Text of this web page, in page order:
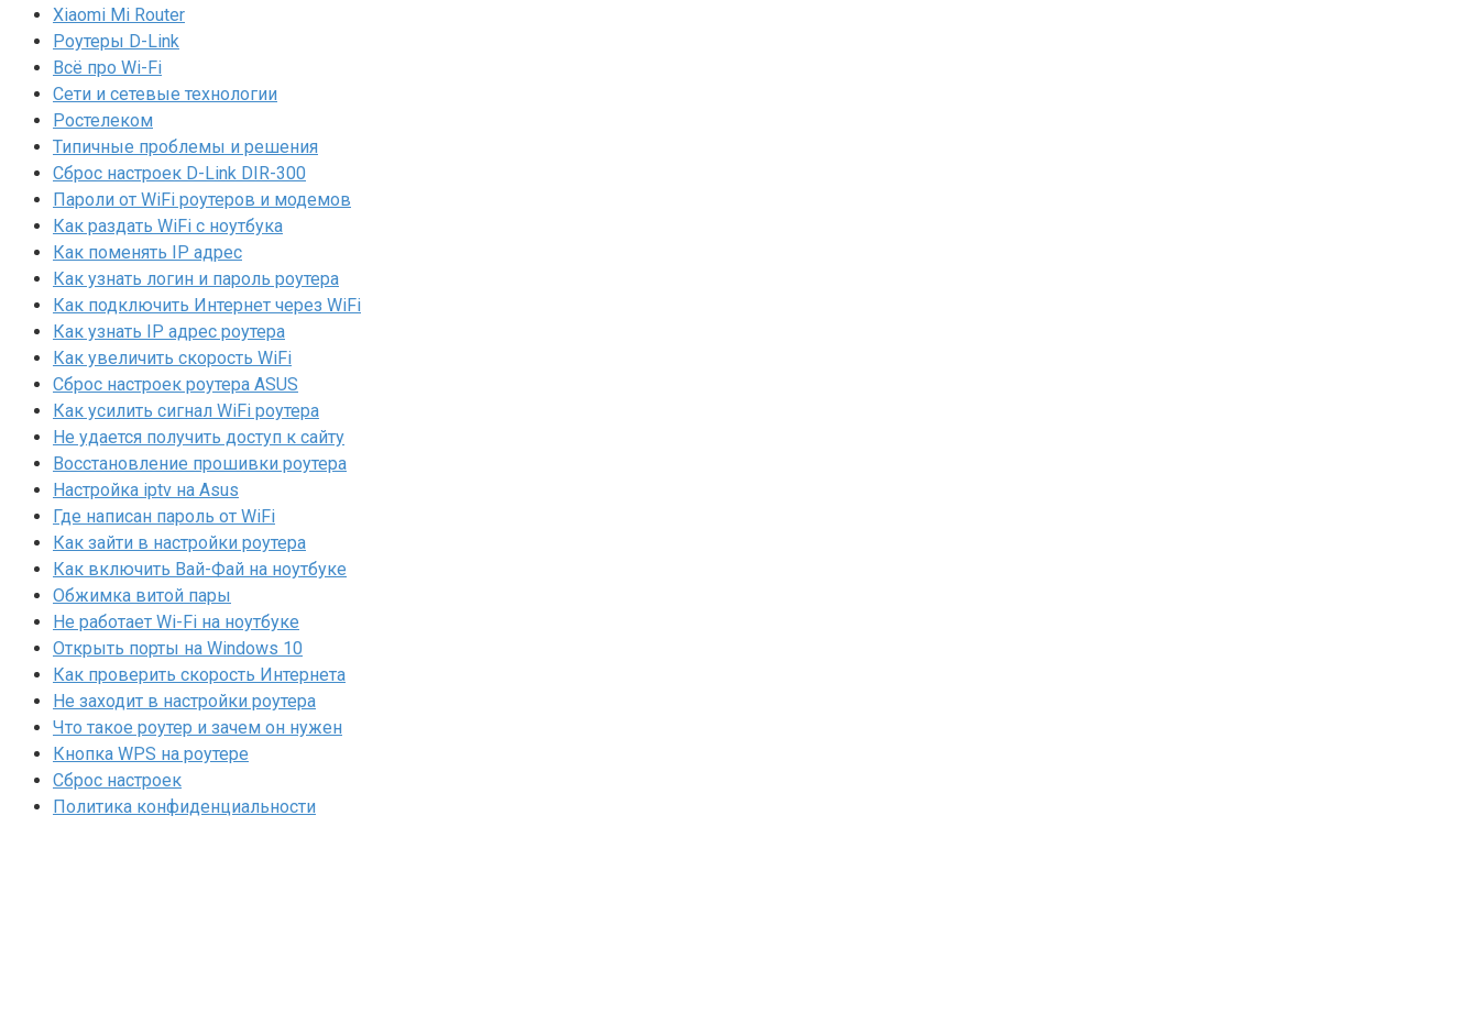
Xiaomi Mi Router
Роутеры D-Link
Всё про Wi-Fi
Сети и сетевые технологии
Ростелеком
Типичные проблемы и решения
Сброс настроек D-Link DIR-300
Пароли от WiFi роутеров и модемов
Как раздать WiFi с ноутбука
Как поменять IP адрес
Как узнать логин и пароль роутера
Как подключить Интернет через WiFi
Как узнать IP адрес роутера
Как увеличить скорость WiFi
Сброс настроек роутера ASUS
Как усилить сигнал WiFi роутера
Не удается получить доступ к сайту
Восстановление прошивки роутера
Настройка iptv на Asus
Где написан пароль от WiFi
Как зайти в настройки роутера
Как включить Вай-Фай на ноутбуке
Обжимка витой пары
Не работает Wi-Fi на ноутбуке
Открыть порты на Windows 10
Как проверить скорость Интернета
Не заходит в настройки роутера
Что такое роутер и зачем он нужен
Кнопка WPS на роутере
Сброс настроек
Политика конфиденциальности